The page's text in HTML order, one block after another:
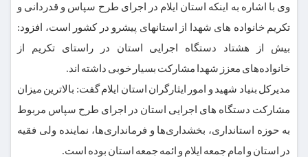
وی با اشاره به اینکه استان ایلام در اجرای طرح سپاس و قدردانی و
تکریم خانواده های شهدا از استانهای پیشرو در کشور است، افزود:
بیش از هشتاد دستگاه اجرایی استان در راستای تکریم از
خانواده‌های معزز شهدا مشارکت بسیار خوبی داشته اند.
مدیرکل بنیاد شهید و امور ایثارگران استان ایلام گفت: بالاترین میزان
مشارکت دستگاه های اجرایی استان در اجرای طرح سپاس مربوط
به حوزه استانداری، بخشداری‌ها و فرمانداری‌ها، نماینده ولی فقیه
در استان و امام جمعه ایلام و ائمه جمعه استان بوده است.